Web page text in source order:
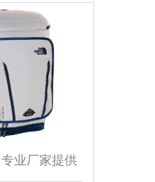
业厂家提供